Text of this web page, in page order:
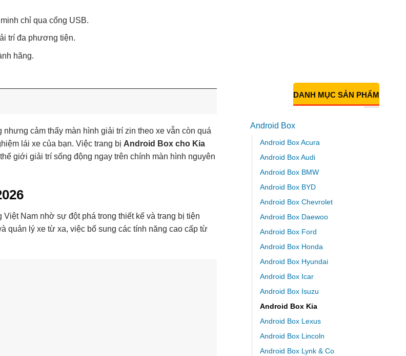
chỉ qua cổng USB.
trí đa phương tiện.
hãng.
cảm thấy màn hình giải trí zin theo xe vẫn còn quá
lái xe của bạn. Việc trang bị Android Box cho Kia
giới giải trí sống động ngay trên chính màn hình nguyên
Nam nhờ sự đột phá trong thiết kế và trang bị tiện
quản lý xe từ xa, việc bổ sung các tính năng cao cấp từ
DANH MỤC SẢN PHẨM
Android Box
Android Box Acura
Android Box Audi
Android Box BMW
Android Box BYD
Android Box Chevrolet
Android Box Daewoo
Android Box Ford
Android Box Honda
Android Box Hyundai
Android Box Icar
Android Box Isuzu
Android Box Kia
Android Box Lexus
Android Box Lincoln
Android Box Lynk & Co